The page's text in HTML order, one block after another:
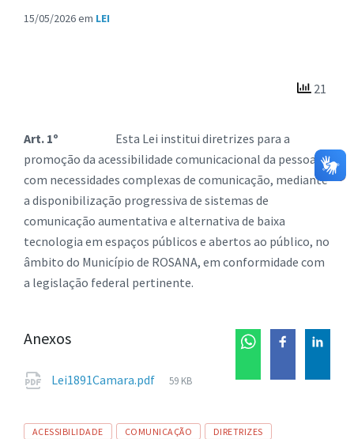
15/05/2026em LEI
21
Art. 1º Esta Lei institui diretrizes para a
promoção da acessibilidade comunicacional da pessoa
com necessidades complexas de comunicação, mediante
a disponibilização progressiva de sistemas de
comunicação aumentativa e alternativa de baixa
tecnologia em espaços públicos e abertos ao público, no
âmbito do Município de ROSANA, em conformidade com
a legislação federal pertinente.
Anexos
Lei1891Camara.pdf
Tamanho
59 KB
Tags
ACESSIBILIDADE COMUNICAÇÃO
DIRETRIZES